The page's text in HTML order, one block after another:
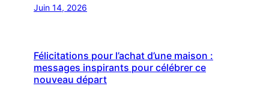
Juin 14, 2026
Félicitations pour l’achat d’une maison :
messages inspirants pour célébrer ce
nouveau départ